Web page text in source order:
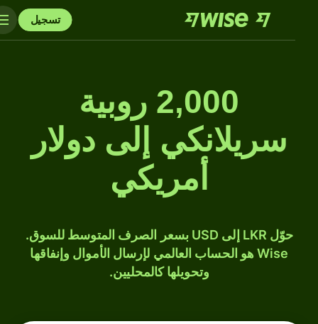
تسجيل
2,000 روبية
سريلانكي إلى دولار
أمريكي
حوّل LKR إلى USD بسعر الصرف المتوسط للسوق.
Wise هو الحساب العالمي لإرسال الأموال وإنفاقها
وتحويلها كالمحليين.